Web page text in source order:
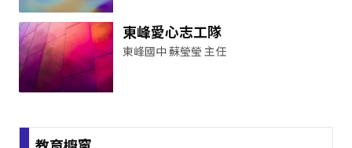
東峰愛心志工隊
東峰國中 蘇瑩瑩 主任